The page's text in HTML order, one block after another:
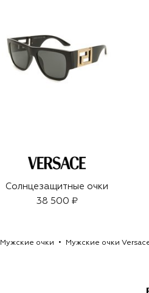
Солнцезащитные очки
38 500 ₽
Мужские очки Мужские очки